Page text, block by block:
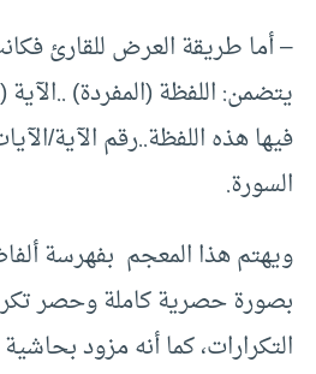
– أما طريقة العرض للقارئ
يتضمن: اللفظة (المفردة)
فيها هذه اللفظة..رقم الآية/
السورة.
ويهتم هذا المعجم بفهرسة
بصورة حصرية كاملة وحصر
التكرارات، كما أنه مزود